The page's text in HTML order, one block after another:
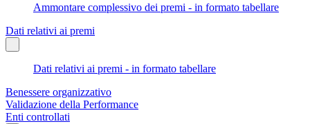
Ammontare complessivo dei premi - in formato tabellare
Dati relativi ai premi
Dati relativi ai premi - in formato tabellare
Benessere organizzativo
Validazione della Performance
Enti controllati